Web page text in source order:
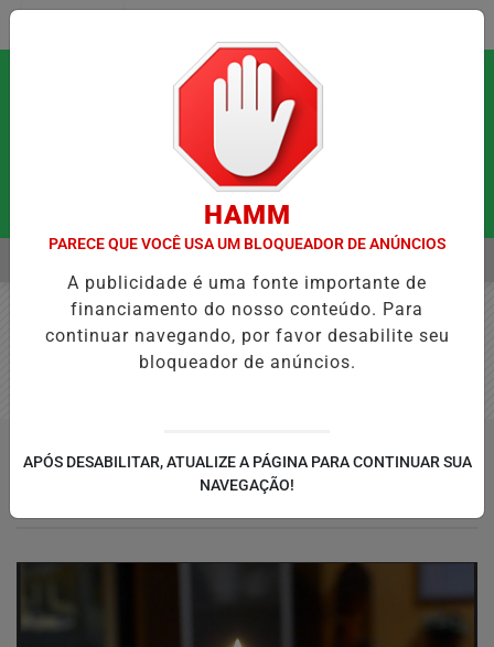
EM ALTA
HAMM
PARECE QUE VOCÊ USA UM BLOQUEADOR DE ANÚNCIOS
A publicidade é uma fonte importante de
financiamento do nosso conteúdo. Para
continuar navegando, por favor desabilite seu
bloqueador de anúncios.
APÓS DESABILITAR, ATUALIZE A PÁGINA PARA CONTINUAR SUA
NAVEGAÇÃO!